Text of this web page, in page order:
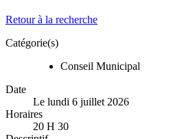
Retour à la recherche
Catégorie(s)
Conseil Municipal
Date
Le lundi 6 juillet 2026
Horaires
20 H 30